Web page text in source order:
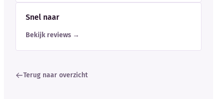
Snel naar
Bekijk reviews →
Terug naar overzicht